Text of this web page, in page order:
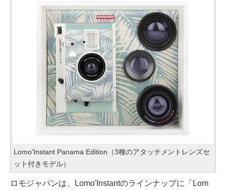
Lomo’Instant Panama Edition（3種のアタッチメントレンズセ
ット付きモデル）
ロモジャパンは、Lomo'Instantのラインナップに「Lom